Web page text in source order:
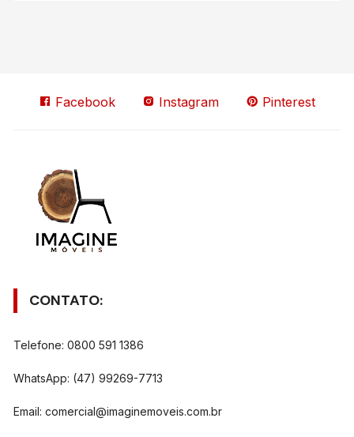
Facebook Instagram Pinterest
CONTATO:
Telefone: 0800 591 1386
WhatsApp: (47) 99269-7713
Email:comercial@imaginemoveis.com.br